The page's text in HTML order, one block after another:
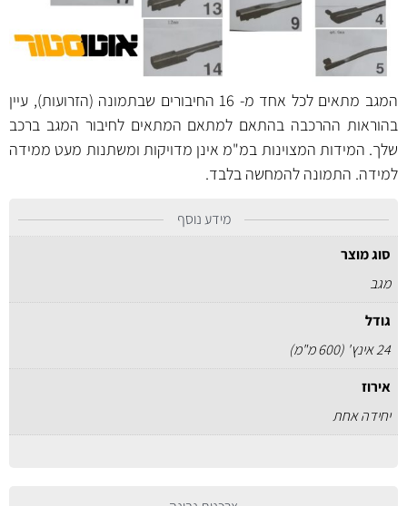
המגב מתאים לכל אחד מ- 16 החיבורים שבתמונה (הזרועות), עיין
בהוראות ההרכבה בהתאם למתאם המתאים לחיבור המגב ברכב
שלך. המידות המצוינות במ"מ אינן מדויקות ומשתנות מעט ממידה
למידה. התמונה להמחשה בלבד.
מידע נוסף
סוג מוצר
מגב
גודל
24 אינץ' (600 מ"מ)
אירוז
יחידה אחת